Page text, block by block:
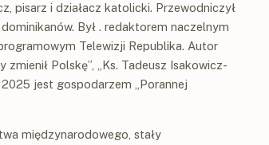
pisarz i działacz katolicki. Przewodniczył
Był . redaktorem naczelnym
Telewizji Republika. Autor
Polskę”, „Ks. Tadeusz Isakowicz-
jest gospodarzem „Porannej
międzynarodowego, stały